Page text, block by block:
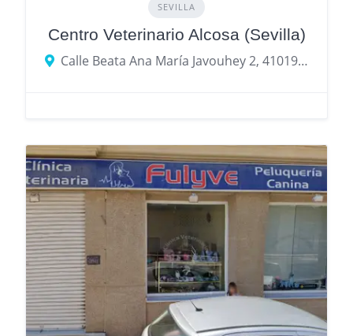
SEVILLA
Centro Veterinario Alcosa (Sevilla)
Calle Beata Ana María Javouhey 2, 41019 Sevilla, provincia de Sevilla, España